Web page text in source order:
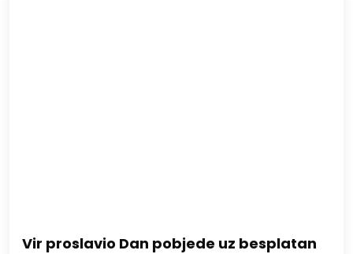
Vir proslavio Dan pobjede uz besplatan